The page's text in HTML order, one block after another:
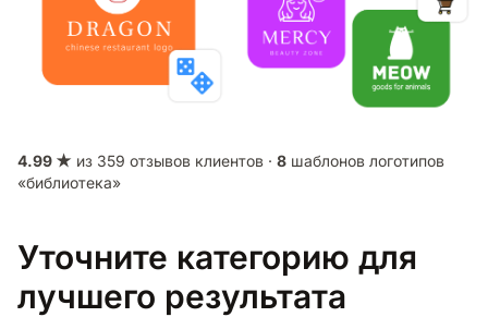
4.99 ★ из 359 отзывов клиентов · 8 шаблонов логотипов
«библиотека»
Уточните категорию для
лучшего результата